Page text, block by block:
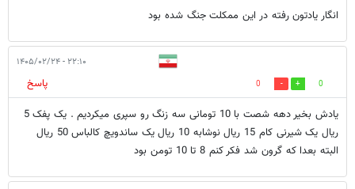
انگار یادتون رفته در این ممکلت جنگ شده بود
۲۲:۱۰ - ۱۴۰۵/۰۲/۲۴
0
0
پاسخ
یادش بخیر دهه شصت با 10 تومانی سه زنگ رو سپری میکردیم . یک پفک 5
ریال یک شیرنی کام 15 ریال نوشابه 10 ریال یک ساندویچ کالباس 50 ریال
البته بعدا که گرون شد فکر کنم 8 تا 10 تومن بود